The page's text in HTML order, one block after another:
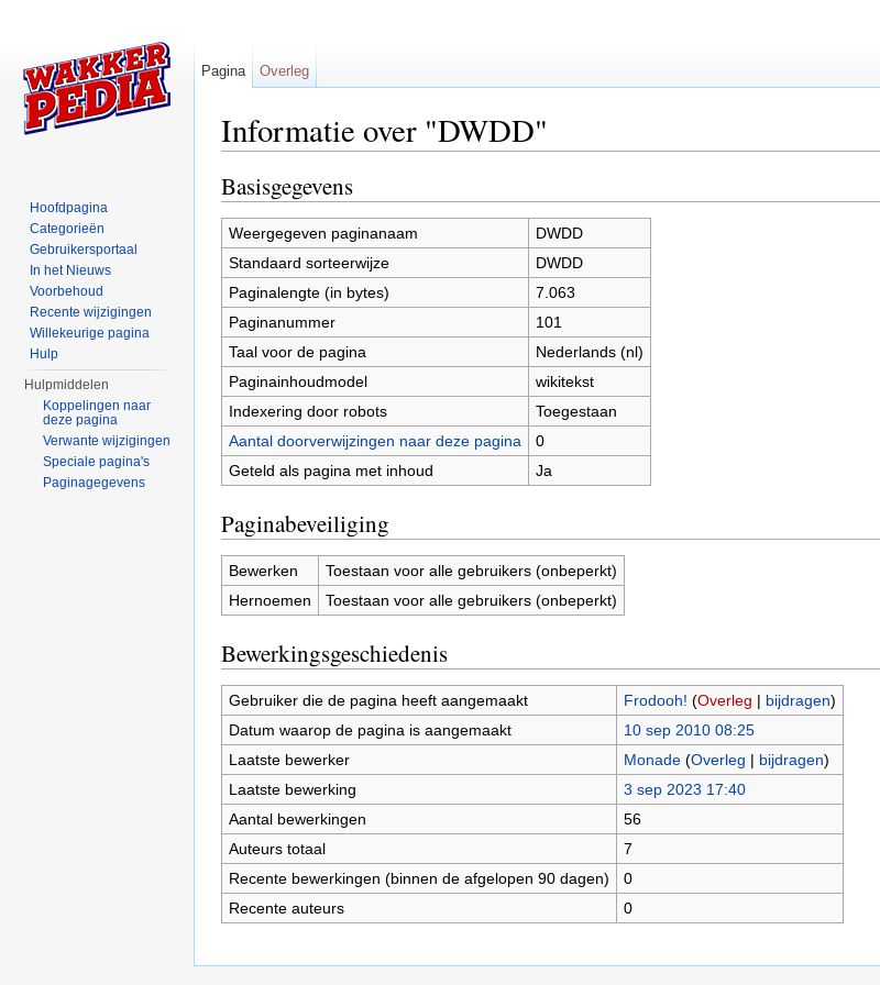
Informatie over "DWDD"
Basisgegevens
Weergegeven paginanaam
DWDD
Standaard sorteerwijze
DWDD
Paginalengte (in bytes)
7.063
Paginanummer
101
Taal voor de pagina
Nederlands (nl)
Paginainhoudmodel
wikitekst
Indexering door robots
Toegestaan
Aantal doorverwijzingen naar deze pagina
0
Geteld als pagina met inhoud
Ja
Paginabeveiliging
Bewerken
Toestaan voor alle gebruikers (onbeperkt)
Hernoemen
Toestaan voor alle gebruikers (onbeperkt)
Bewerkingsgeschiedenis
Gebruiker die de pagina heeft aangemaakt Frodooh! (Overleg | bijdragen)
Datum waarop de pagina is aangemaakt
10 sep 2010 08:25
Laatste bewerker
Monade (Overleg | bijdragen)
Laatste bewerking
3 sep 2023 17:40
Aantal bewerkingen
56
Auteurs totaal
7
Recente bewerkingen (binnen de afgelopen 90 dagen)
0
Recente auteurs
0
Pagina Overleg
Hoofdpagina
Categorieën
Gebruikersportaal
In het Nieuws
Voorbehoud
Recente wijzigingen
Willekeurige pagina
Hulp
Hulpmiddelen
Koppelingen naar
deze pagina
Verwante wijzigingen
Speciale pagina's
Paginagegevens